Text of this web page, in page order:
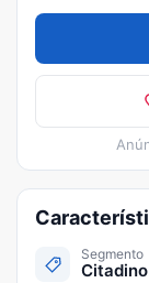
Segmento
Citadino